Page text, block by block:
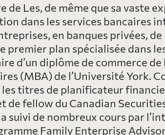
Les, de même que sa vaste
dans les services bancaires
en banques privées,
premier plan spécialisée dans
d’un diplôme de commerce de
(MBA) de l’Université York.
titres de planificateur
de fellow du Canadian
suivi de nombreux cours par
Family Enterprise